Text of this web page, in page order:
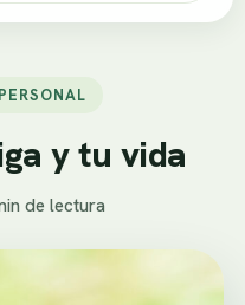
y tu vida
de lectura